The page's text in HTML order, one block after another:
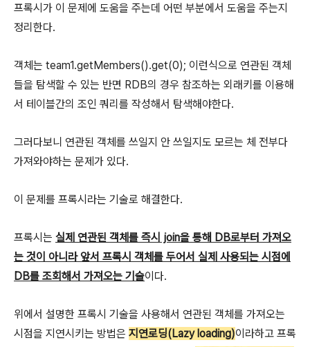
프록시가 이 문제에 도움을 주는데 어떤 부분에서 도움을 주는지
정리한다.
객체는 team1.getMembers().get(0); 이런식으로 연관된 객체
들을 탐색할 수 있는 반면 RDB의 경우 참조하는 외래키를 이용해
서 테이블간의 조인 쿼리를 작성해서 탐색해야한다.
그러다보니 연관된 객체를 쓰일지 안 쓰일지도 모르는 체 전부다
가져와야하는 문제가 있다.
이 문제를 프록시라는 기술로 해결한다.
프록시는 실제 연관된 객체를 즉시 join을 통해 DB로부터 가져오
는 것이 아니라 앞서 프록시 객체를 두어서 실제 사용되는 시점에
DB를 조회해서 가져오는 기술이다.
위에서 설명한 프록시 기술을 사용해서 연관된 객체를 가져오는
시점을 지연시키는 방법은 지연로딩(Lazy loading)이라하고 프록